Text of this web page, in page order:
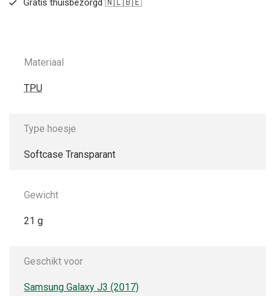
Gratis thuisbezorgd 🇳🇱🇧🇪
Materiaal
TPU
Type hoesje
Softcase Transparant
Gewicht
21 g
Geschikt voor
Samsung Galaxy J3 (2017)